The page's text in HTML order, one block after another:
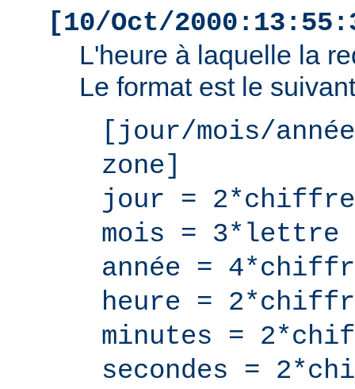
[10/Oct/
L'heure à laquelle la
Le format est le
[jour/mois/
zone]
jour = 2*chiffre
mois = 3*lettre
année =
heure =
minutes =
secondes =